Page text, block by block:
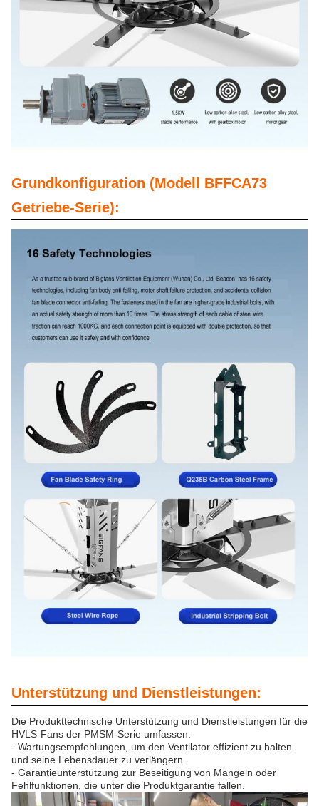
Grundkonfiguration (Modell BFFCA73
Getriebe-Serie):
Unterstützung und Dienstleistungen:
Die Produkttechnische Unterstützung und Dienstleistungen für die
HVLS-Fans der PMSM-Serie umfassen:
- Wartungsempfehlungen, um den Ventilator effizient zu halten
und seine Lebensdauer zu verlängern.
- Garantieunterstützung zur Beseitigung von Mängeln oder
Fehlfunktionen, die unter die Produktgarantie fallen.